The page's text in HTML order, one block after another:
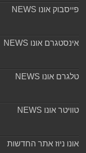
פייסבוק אונו NEWS
אינסטגרם אונו NEWS
טלגרם אונו NEWS
טוויטר אונו NEWS
אונו ניוז אתר החדשות